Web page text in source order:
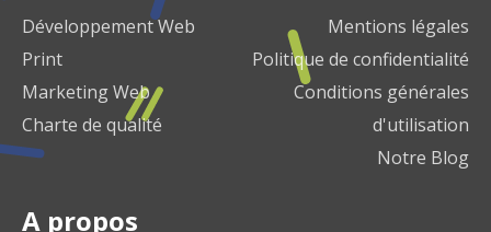
Développement Web
Print
Marketing Web
Charte de qualité
A propos
Mentions légales
Politique de confidentialité
Conditions générales
d'utilisation
Notre Blog